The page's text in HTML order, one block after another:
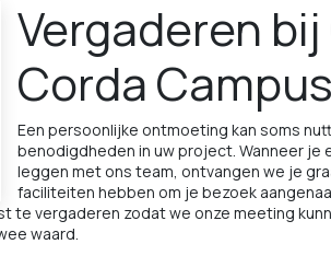
Vergaderen bij
Corda
Een persoonlijke ontmoeting kan soms
benodigdheden in uw project. Wanneer
leggen met ons team, ontvangen we je
faciliteiten hebben om je bezoek
te vergaderen zodat we onze meeting
waard.